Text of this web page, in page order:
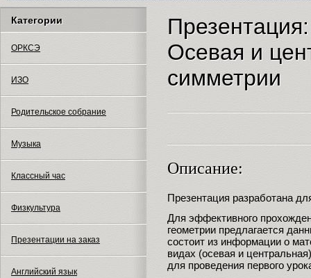
Категории
ОРКСЭ
ИЗО
Родительское собрание
Музыка
Классный час
Физкультура
Презентации на заказ
Английский язык
Осевая и
симметрии
Описание:
Презентация разработана
Для эффективного
геометрии предлагается
состоит из информации о
видах (осевая и
для проведения первого